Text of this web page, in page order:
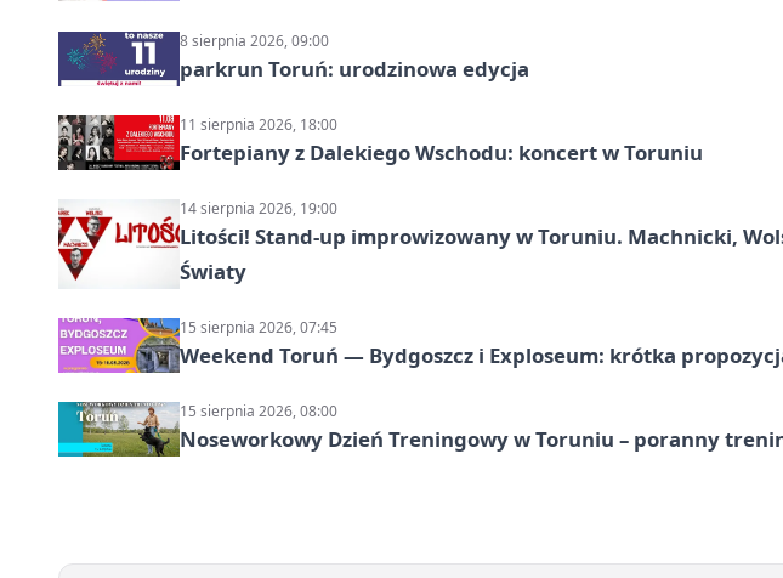
8 sierpnia 2026, 09:00
parkrun Toruń: urodzinowa edycja
11 sierpnia 2026, 18:00
Fortepiany z Dalekiego Wschodu: koncert w Toruniu
14 sierpnia 2026, 19:00
Litości! Stand-up improwizowany w Toruniu. Machnicki,
Światy
15 sierpnia 2026, 07:45
Weekend Toruń — Bydgoszcz i Exploseum: krótka
15 sierpnia 2026, 08:00
Noseworkowy Dzień Treningowy w Toruniu – poranny